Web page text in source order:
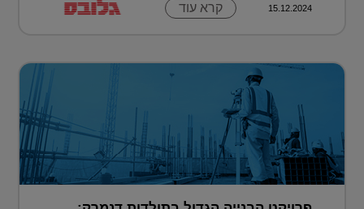
15.12.2024 קרא עוד